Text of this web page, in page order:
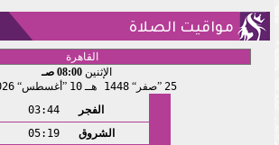
مواقيت الصلاة
الإثنين 08:00 صـ
25
صفر 1448 هـ 10 أغسطس
الفجر
03:44
الشروق
05:19